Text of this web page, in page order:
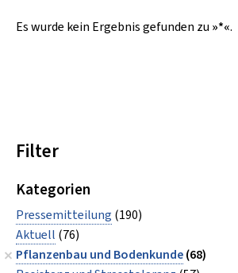
Es wurde kein Ergebnis gefunden zu »*«.
Filter
Kategorien
Pressemitteilung (190)
Aktuell (76)
Pflanzenbau und Bodenkunde(68)